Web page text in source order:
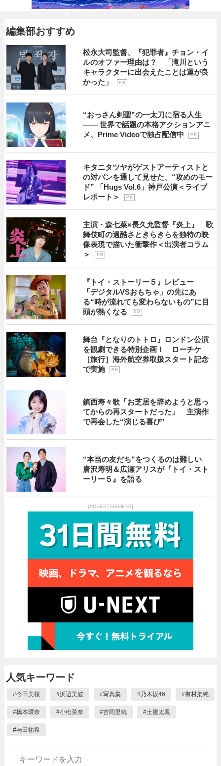
編集部おすすめ
松永大司監督、『犯罪者』チョン・イ
ルのオファー理由は？ 「滝川という
キャラクターに出会えたことは運が良
かった」
P R
“おっさん剣聖”の一太刀に宿る人生
―― 世界で話題の本格アクションアニ
メ、Prime Videoで独占配信中
P R
キタニタツヤがゲストアーティストと
の対バンを通して見せた、“攻めのモー
ド” 「Hugs Vol.6」神戸公演＜ライブ
レポート＞
P R
主演・森七菜×長久允監督『炎上』 歌
舞伎町の過酷さときらきらを独特の映
像表現で描いた衝撃作＜出演者コラム
＞
P R
『トイ・ストーリー５』レビュー
「デジタルVSおもちゃ」の先にあ
る“時が流れても変わらないもの”に目
頭が熱くなる
P R
舞台『となりのトトロ』ロンドン公演
を観劇できる特別企画！ ローチケ
［旅行］海外航空券取扱スタート記念
で実施
P R
鎮西寿々歌「お芝居を辞めようと思っ
てからの再スタートだった」 主演作
で再会した“演じる喜び”
“本当の友だち”をつくるのは難しい
唐沢寿明＆広瀬アリスが『トイ・スト
ーリー５』を語る
[ADVERTISEMENT]
人気キーワード
#今田美桜 #浜辺美波 #写真集 #乃木坂46 #有村架純
#橋本環奈 #小松菜奈 #吉岡里帆 #土屋太鳳
#与田祐希